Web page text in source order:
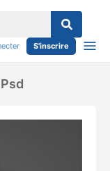
S'inscrire